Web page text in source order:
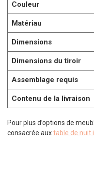
Couleur
Matériau
Dimensions
Dimensions du tiroir
Assemblage requis
Contenu de la livraison
Pour plus d’options de
consacrée auxtable de nuit